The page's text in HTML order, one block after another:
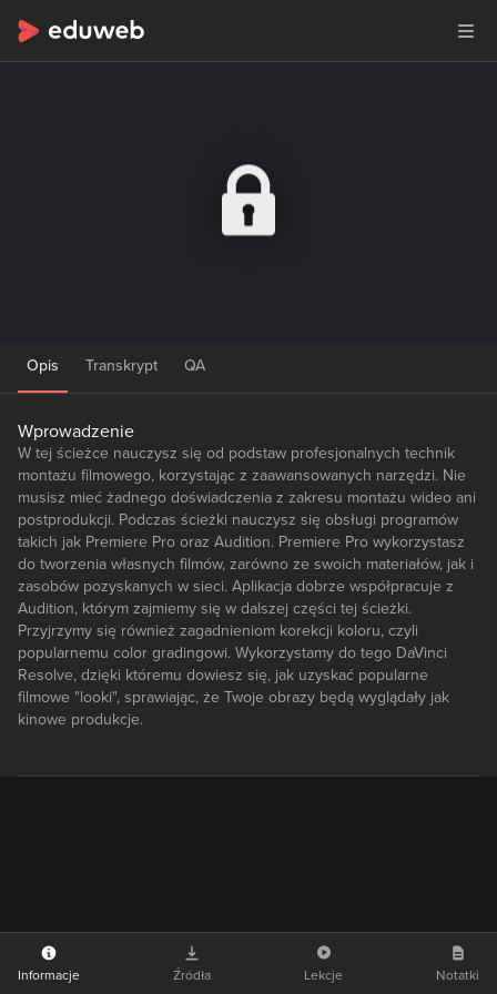
Opis Transkrypt QA
Wprowadzenie
W tej ścieżce nauczysz się od podstaw profesjonalnych technik
montażu filmowego, korzystając z zaawansowanych narzędzi. Nie
musisz mieć żadnego doświadczenia z zakresu montażu wideo ani
postprodukcji. Podczas ścieżki nauczysz się obsługi programów
takich jak Premiere Pro oraz Audition. Premiere Pro wykorzystasz
do tworzenia własnych filmów, zarówno ze swoich materiałów, jak i
zasobów pozyskanych w sieci. Aplikacja dobrze współpracuje z
Audition, którym zajmiemy się w dalszej części tej ścieżki.
Przyjrzymy się również zagadnieniom korekcji koloru, czyli
popularnemu color gradingowi. Wykorzystamy do tego DaVinci
Resolve, dzięki któremu dowiesz się, jak uzyskać popularne
filmowe "looki", sprawiając, że Twoje obrazy będą wyglądały jak
kinowe produkcje.
Informacje Źródła Lekcje Notatki